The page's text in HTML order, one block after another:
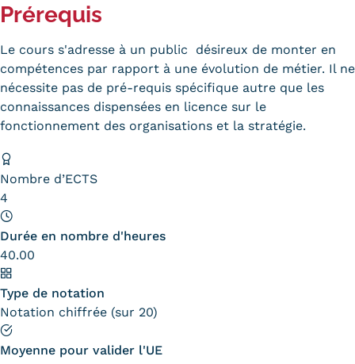
Validation des Acquis de
l'Expérience (VAE)
Validation des études
supérieures (VES)
professionnels et personnels
Infos pratiques
Handi'Cnam
Prérequis
Le cours s'adresse à un public désireux de monter en
compétences par rapport à une évolution de métier. Il ne
nécessite pas de pré-requis spécifique autre que les
connaissances dispensées en licence sur le
fonctionnement des organisations et la stratégie.
Nombre d’ECTS
4
Durée en nombre d'heures
40.00
Type de notation
Notation chiffrée (sur 20)
Moyenne pour valider l'UE